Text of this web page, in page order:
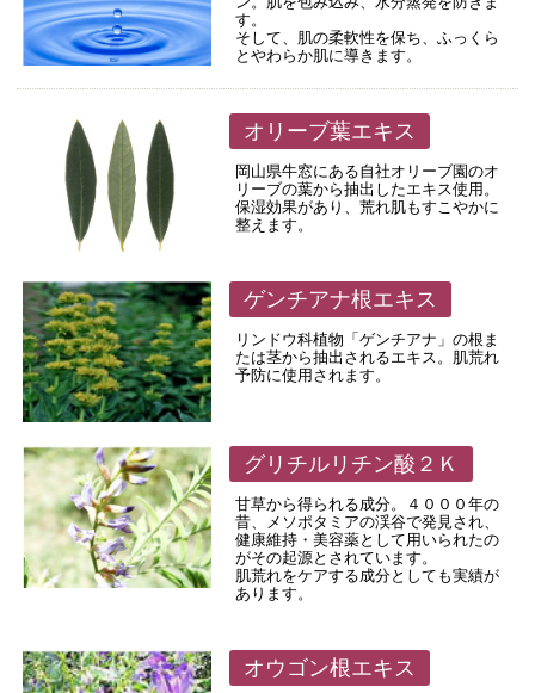
す。
そして、肌の柔軟性を保ち、ふっくら
とやわらか肌に導きます。
オリーブ葉エキス
岡山県牛窓にある自社オリーブ園のオ
リーブの葉から抽出したエキス使用。
保湿効果があり、荒れ肌もすこやかに
整えます。
ゲンチアナ根エキス
リンドウ科植物「ゲンチアナ」の根ま
たは茎から抽出されるエキス。肌荒れ
予防に使用されます。
グリチルリチン酸２Ｋ
甘草から得られる成分。４０００年の
昔、メソポタミアの渓谷で発見され、
健康維持・美容薬として用いられたの
がその起源とされています。
肌荒れをケアする成分としても実績が
あります。
オウゴン根エキス